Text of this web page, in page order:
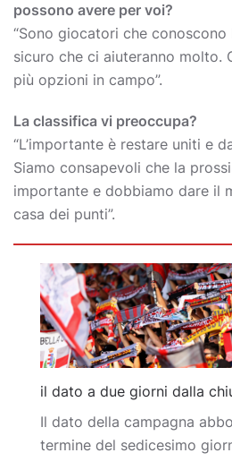
possono avere per voi?
“Sono giocatori che conoscono
sicuro che ci aiuteranno molto.
più opzioni in campo”.
La classifica vi preoccupa?
“L’importante è restare uniti e
Siamo consapevoli che la
importante e dobbiamo dare il
casa dei punti”.
il dato a due giorni dalla
Il dato della campagna
termine del sedicesimo